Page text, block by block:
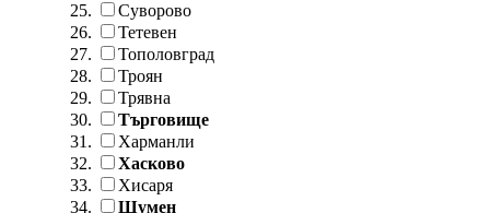
Суворово
Тетевен
Тополовград
Троян
Трявна
Търговище
Харманли
Хасково
Хисаря
Шумен